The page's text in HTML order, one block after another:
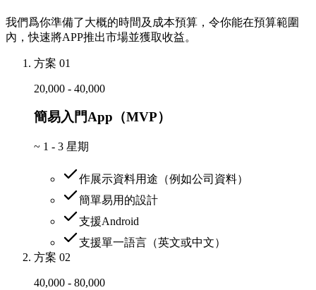
我們爲你準備了大概的時間及成本預算，令你能在預算範圍
內，快速將APP推出市場並獲取收益。
方案 01
20,000 - 40,000
簡易入門App（MVP）
~ 1 - 3 星期
作展示資料用途（例如公司資料）
簡單易用的設計
支援Android
支援單一語言（英文或中文）
方案 02
40,000 - 80,000